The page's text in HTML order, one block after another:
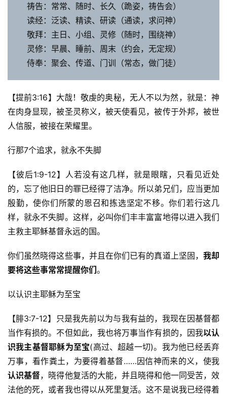
祷告：常常、随时、长久（跪姿，祷告会）
读经：泛读、精读、研读（通读，求问神）
敬拜：主日、小组、灵修（随时，围绕神）
灵修：早晨、睡前、周末（约会，无定规）
侍奉：聚会、传道、门训（常态，做门徒）
【提前3:16】大哉！敬虔的奥秘，无人不以为然，就是：神
在肉身显现，被圣灵称义，被天使看见，被传于外邦，被世
人信服，被接在荣耀里。
行那7个追求，就永不失脚
【彼后1:9-12】人若没有这几样，就是眼瞎，只看见近处
的，忘了他旧日的罪已经得了洁净。所以弟兄们，应当更加
殷勤，使你们所蒙的恩召和拣选坚定不移。你们若行这几
样，就永不失脚。这样，必叫你们丰丰富富地得以进入我们
主救主耶稣基督永远的国。
你们虽然晓得这些事，并且在你们已有的真道上坚固， 我却
要将这些事常常提醒你们。
以认识主耶稣为至宝
【腓3:7-12】只是我先前以为与我有益的，我现在因基督都
当作有损的。不但如此，我也将万事当作有损的，因我以认
识我主基督耶稣为至宝(高过、超越一切)。我为他已经丢弃
万事，看作粪土，为要得着基督……因信神而来的义，使我
认识基督，晓得他复活的大能，并且晓得和他一同受苦，效
法他的死，或者我也得以从死里复活。这不是说我已经得着